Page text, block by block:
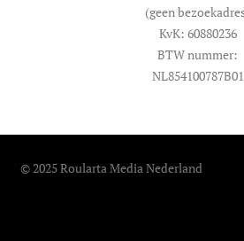
(geen
KvK: 60880236
BTW nummer:
NL854100787B01
© 2025 Roularta Media Nederland